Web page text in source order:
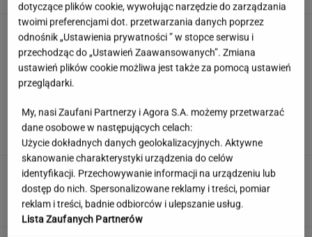
Jak dobrze pamiętasz polskie seriale sprzed
lat? Sprawdź się!
naprawdę wygląda edukacja domowa
MATERIAŁ PROMOCYJNY
Uciekli z Warszawy do
Łomianek. Dziś mówią o jednym: korkach
SUBSKRYPCJA
dotyczące plików cookie, wywołując narzędzie do zarządzania
twoimi preferencjami dot. przetwarzania danych poprzez
odnośnik „Ustawienia prywatności ” w stopce serwisu i
przechodząc do „Ustawień Zaawansowanych”. Zmiana
ustawień plików cookie możliwa jest także za pomocą ustawień
przeglądarki.
My, nasi Zaufani Partnerzy i Agora S.A. możemy przetwarzać
dane osobowe w następujących celach:
Użycie dokładnych danych geolokalizacyjnych. Aktywne
skanowanie charakterystyki urządzenia do celów
identyfikacji. Przechowywanie informacji na urządzeniu lub
dostęp do nich. Spersonalizowane reklamy i treści, pomiar
reklam i treści, badnie odbiorców i ulepszanie usług.
Lista Zaufanych Partnerów